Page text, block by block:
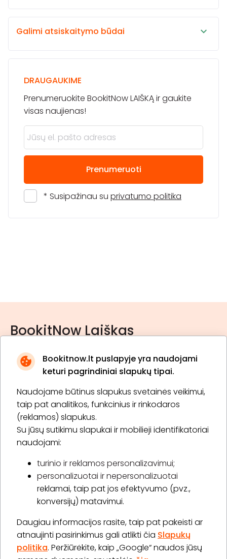
Bookitnow.lt puslapyje yra naudojami
keturi pagrindiniai slapukų tipai.
Naudojame būtinus slapukus svetainės veikimui,
taip pat analitikos, funkcinius ir rinkodaros
(reklamos) slapukus.
Su jūsų sutikimu slapukai ir mobilieji identifikatoriai
naudojami:
turinio ir reklamos personalizavimui;
personalizuotai ir nepersonalizuotai
reklamai, taip pat jos efektyvumo (pvz.,
konversijų) matavimui.
Daugiau informacijos rasite, taip pat pakeisti ar
atnaujinti pasirinkimus gali atlikti čia Slapukų
politika. Peržiūrėkite, kaip „Google“ naudos jūsų
Galimi atsiskaitymo būdai
DRAUGAUKIME
Prenumeruokite BookitNow LAIŠKĄ ir gaukite
visas naujienas!
Prenumeruoti
* Susipažinau su privatumo politika
BookitNow Laiškas
* Susipažinau su privatumo politika
Prenumeruoti
Apie „BookitNow“
Informacija
„GERA DOVANA“ GRUPĖ